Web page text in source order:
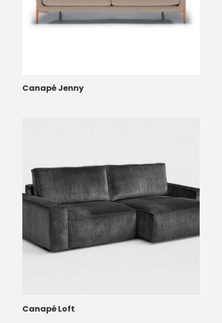
Canapé Jenny
Canapé Loft